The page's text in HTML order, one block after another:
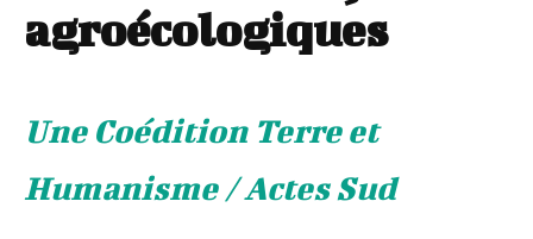
agroécologiques
Une Coédition Terre et
Humanisme / Actes Sud